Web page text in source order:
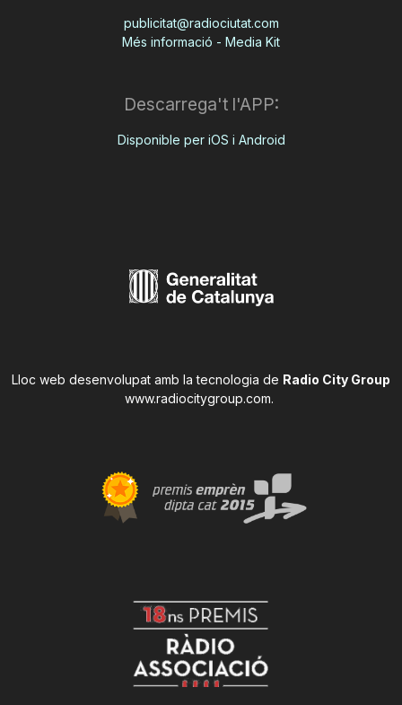
publicitat@radiociutat.com
Més informació - Media Kit
Descarrega't l'APP:
Disponible per iOS i Android
Lloc web desenvolupat amb la tecnologia de Radio City Group
www.radiocitygroup.com.